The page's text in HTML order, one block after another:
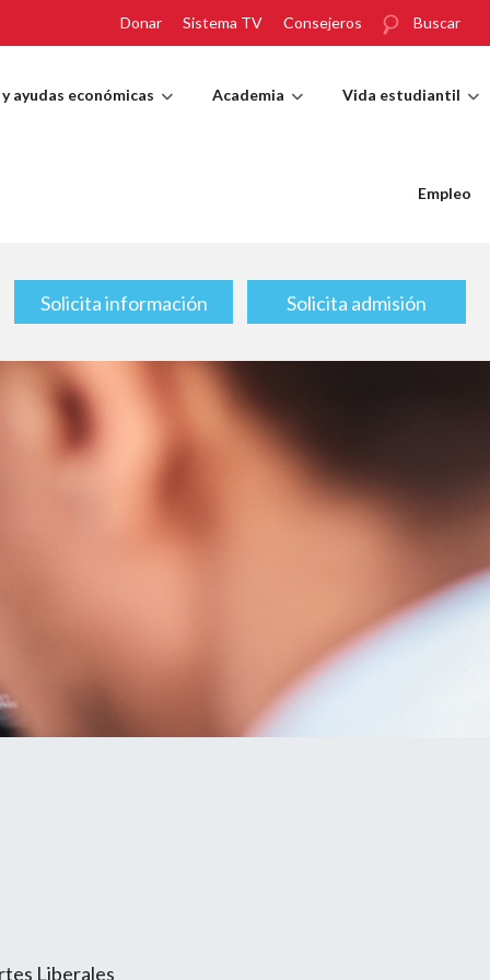
Donar Sistema TV Consejeros Buscar
ayudas económicas Academia Vida estudiantil
Empleo
Solicita información Solicita admisión
Liberales